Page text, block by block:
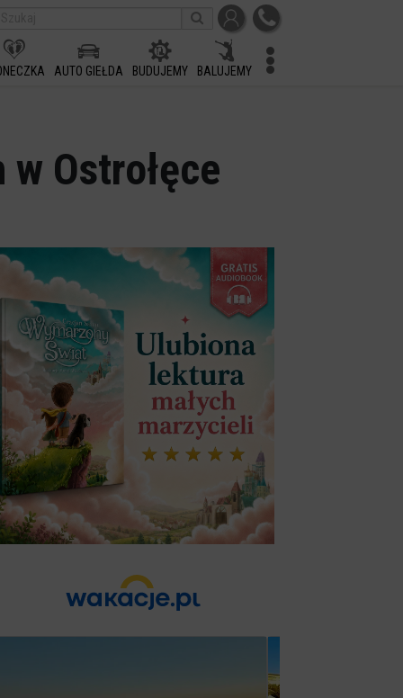
AUTO GIEŁDA BUDUJEMY BALUJEMY
Ostrołęce